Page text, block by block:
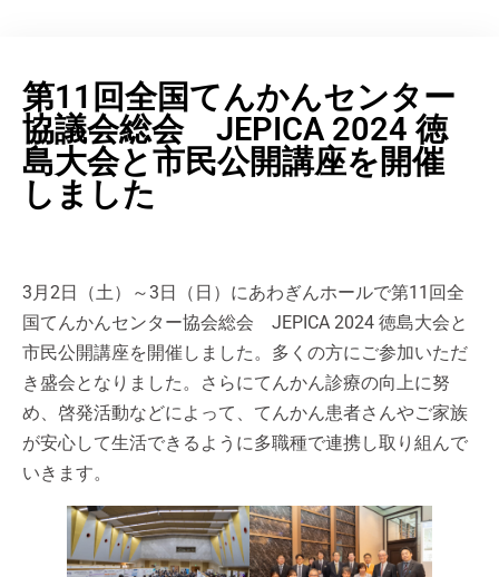
第11回全国てんかんセンター
協議会総会 JEPICA 2024 徳
島大会と市民公開講座を開催
しました
3月2日（土）～3日（日）にあわぎんホールで第11回全
国てんかんセンター協会総会 JEPICA 2024 徳島大会と
市民公開講座を開催しました。多くの方にご参加いただ
き盛会となりました。さらにてんかん診療の向上に努
め、啓発活動などによって、てんかん患者さんやご家族
が安心して生活できるように多職種で連携し取り組んで
いきます。